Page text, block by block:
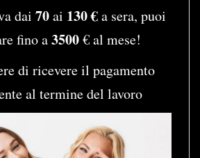
dai 70ai 130 €a sera, puoi
fino a3500€ al mese!
di ricevere il pagamento
al termine del lavoro